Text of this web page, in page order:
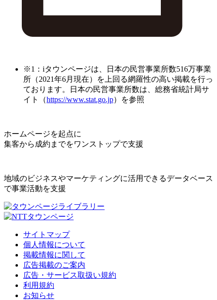
※1：iタウンページは、日本の民営事業所数516万事業
所（2021年6月現在）を上回る網羅性の高い掲載を行っ
ております。日本の民営事業所数は、総務省統計局サ
イト（https://www.stat.go.jp）を参照
ホームページを起点に
集客から成約までをワンストップで支援
地域のビジネスやマーケティングに活用できるデータベース
で事業活動を支援
サイトマップ
個人情報について
掲載情報に関して
広告掲載のご案内
広告・サービス取扱い規約
利用規約
お知らせ